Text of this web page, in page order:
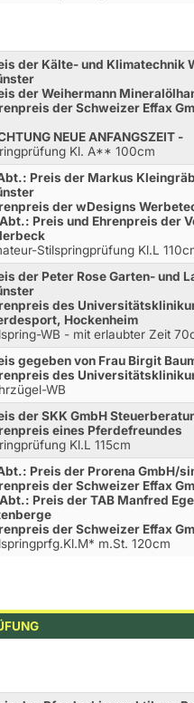
der Kälte- und Klimatechnik
der Weihermann
der Schweizer Effax
NEUE ANFANGSZEIT -
Kl. A** 100cm
Preis der Markus
der wDesigns
Preis und Ehrenpreis der
Stilspringprüfung Kl.L
der Peter Rose Garten- und
des
Hockenheim
WB - mit erlaubter Zeit
gegeben von Frau Birgit
des
WB
der SKK GmbH
eines Pferdefreundes
Kl.L 115cm
Preis der Prorena GmbH/
der Schweizer Effax
Preis der TAB Manfred
der Schweizer Effax
m.St. 120cm